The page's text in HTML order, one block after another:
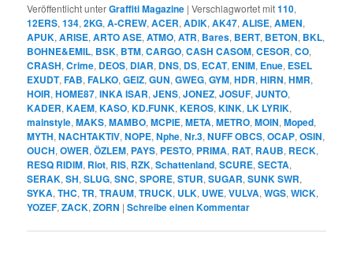
Veröffentlicht unterGraffiti Magazine |Verschlagwortet mit110,
12ERS,134,2KG,A-CREW,ACER,ADIK,AK47,ALISE,AMEN,
APUK,ARISE,ARTO ASE,ATMO,ATR, Bares, BERT, BETON, BKL,
BOHNE&EMIL, BSK, BTM,CARGO,CASH CASOM,CESOR,CO,
CRASH,Crime, DEOS, DIAR, DNS, DS, ECAT, ENIM, Enue, ESEL
EXUDT,FAB,FALKO,GEIZ,GUN,GWEG,GYM,HDR,HIRN,HMR,
HOIR,HOME87,INKA ISAR,JENS,JONEZ,JOSUF,JUNTO,
KADER,KAEM,KASO,KD.FUNK,KEROS,KINK, LK LYRIK,
mainstyle,MAKS,MAMBO,MCPIE,META,METRO,MOIN,Moped,
MYTH,NACHTAKTIV,NOPE,Nphe,Nr.3,NUFF OBCS,OCAP,OSIN,
OUCH,OWER,ÖZLEM, PAYS, PESTO, PRIMA, RAT, RAUB, RECK,
RESQ RIDIM, Riot, RIS, RZK,Schattenland,SCURE,SECTA,
SERAK,SH,SLUG,SNC,SPORE,STUR,SUGAR,SUNK SWR,
SYKA,THC,TR,TRAUM,TRUCK, ULK, UWE,VULVA,WGS,WICK,
YOZEF,ZACK,ZORN |Schreibe einen Kommentar